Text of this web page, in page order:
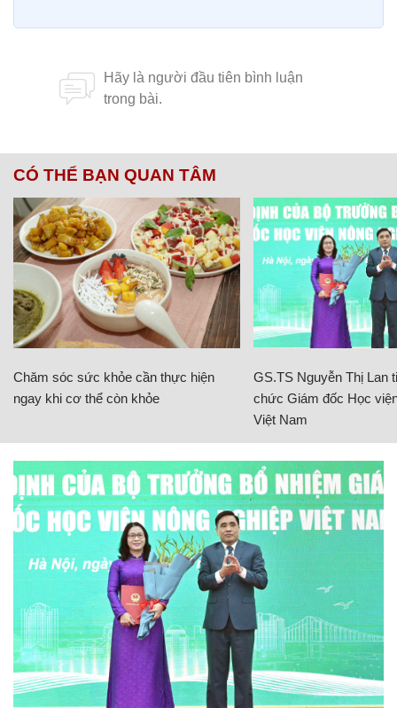
CÓ THỂ BẠN QUAN TÂM
Chăm sóc sức khỏe cần thực hiện
ngay khi cơ thể còn khỏe
GS.TS Nguyễn Thị Lan
chức Giám đốc Học
Việt Nam